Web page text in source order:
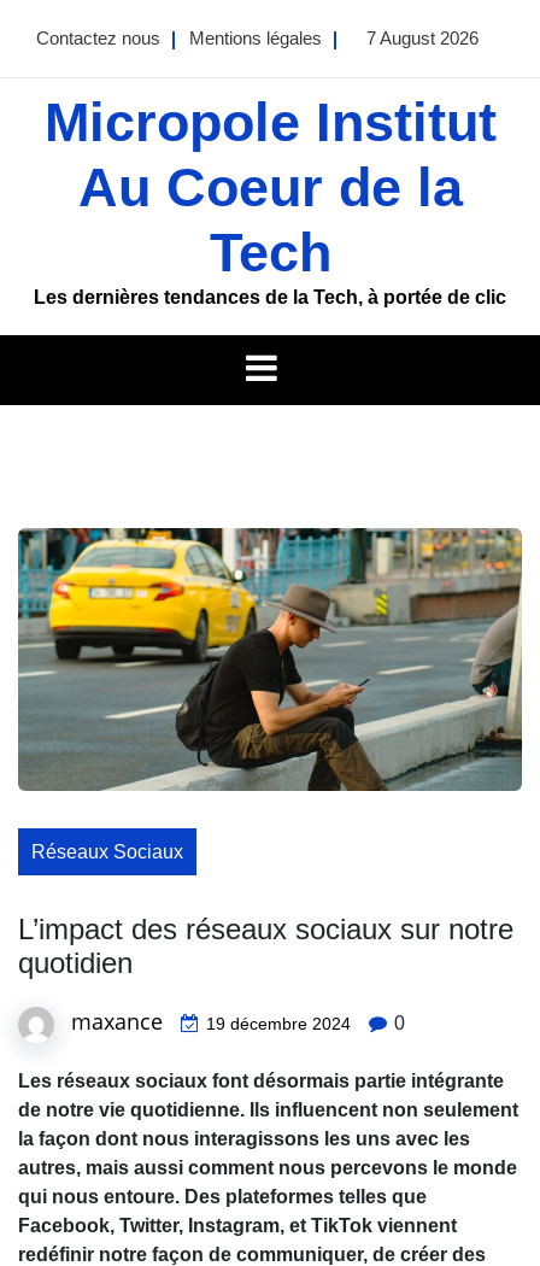
Contactez nous Mentions légales 7 August 2026
Micropole Institut
Au Coeur de la
Tech
Les dernières tendances de la Tech, à portée de clic
Réseaux Sociaux
L’impact des réseaux sociaux sur notre
quotidien
maxance 19 décembre 2024 0
Les réseaux sociaux font désormais partie intégrante
de notre vie quotidienne. Ils influencent non seulement
la façon dont nous interagissons les uns avec les
autres, mais aussi comment nous percevons le monde
qui nous entoure. Des plateformes telles que
Facebook, Twitter, Instagram, et TikTok viennent
redéfinir notre façon de communiquer, de créer des